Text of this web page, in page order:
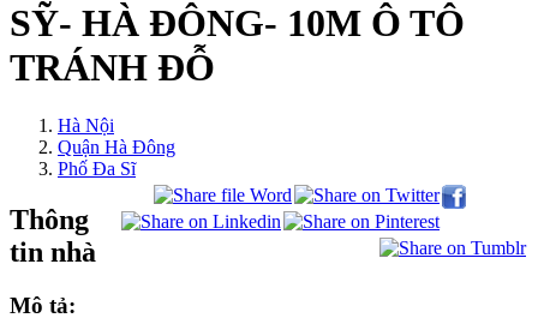
SỸ- HÀ ĐÔNG- 10M Ô TÔ
TRÁNH ĐỖ
Hà Nội
Quận Hà Đông
Phố Đa Sĩ
Thông
tin nhà
Mô tả: